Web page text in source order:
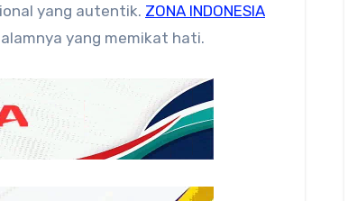
yang autentik. ZONA INDONESIA
yang memikat hati.